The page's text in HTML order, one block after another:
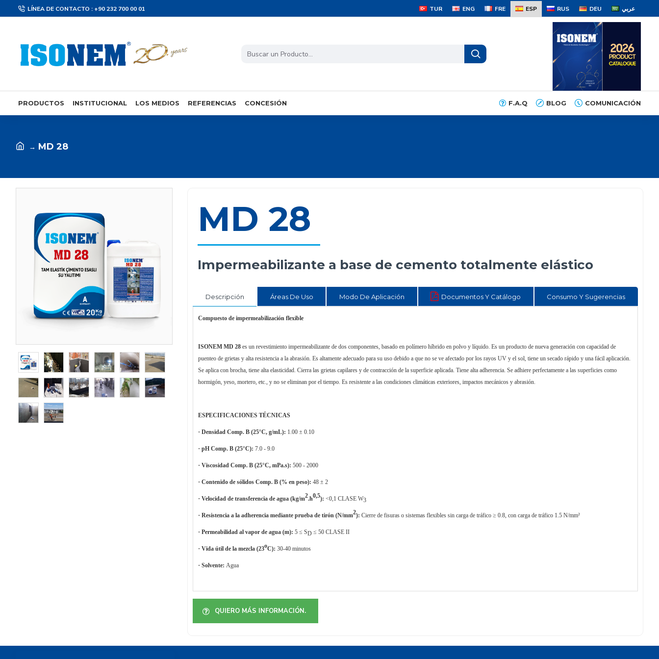
LÍNEA DE CONTACTO : +90 232 700 00 01 TUR ENG FRE ESP RUS DEU عربي
PRODUCTOS INSTITUCIONAL LOS MEDIOS REFERENCIAS CONCESIÓN F.A.Q BLOG COMUNICACIÓN
MD 28
MD 28
Descripción Áreas De Uso Modo De Aplicación Documentos Y Catálogo Consumo Y Sugerencias
Compuesto de impermeabilización flexible
ISONEM MD 28 es un revestimiento impermeabilizante de dos componentes, basado en polímero híbrido en polvo y líquido. Es un producto de nueva generación con capacidad de
puenteo de grietas y alta resistencia a la abrasión. Es altamente adecuado para su uso debido a que no se ve afectado por los rayos UV y el sol, tiene un secado rápido y una fácil aplicación.
Se aplica con brocha, tiene alta elasticidad. Cierra las grietas capilares y de contracción de la superficie aplicada. Tiene alta adherencia. Se adhiere perfectamente a las superficies como
hormigón, yeso, mortero, etc., y no se eliminan por el tiempo. Es resistente a las condiciones climáticas exteriores, impactos mecánicos y abrasión.
ESPECIFICACIONES TÉCNICAS
· Densidad Comp. B (25°C, g/mL): 1.00 ± 0.10
· pH Comp. B (25°C): 7.0 - 9.0
· Viscosidad Comp. B (25°C, mPa.s): 500 - 2000
· Contenido de sólidos Comp. B (% en peso): 48 ± 2
· Velocidad de transferencia de agua (kg/m2.h0,5): <0,1 CLASE W3
· Resistencia a la adherencia mediante prueba de tirón (N/mm2): Cierre de fisuras o sistemas flexibles sin carga de tráfico ≥ 0.8, con carga de tráfico 1.5 N/mm²
· Permeabilidad al vapor de agua (m): 5 ≤ SD ≤ 50 CLASE II
· Vida útil de la mezcla (23oC): 30-40 minutos
· Solvente: Agua
Impermeabilizante a base de cemento totalmente elástico
QUIERO MÁS INFORMACIÓN.